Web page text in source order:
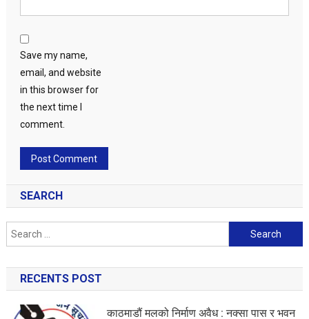
Save my name,
email, and website
in this browser for
the next time I
comment.
SEARCH
Search
for:
RECENTS POST
काठमाडौं मलको निर्माण अवैध : नक्सा पास र भवन